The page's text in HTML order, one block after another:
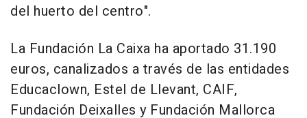
del huerto del centro".
La Fundación La Caixa ha aportado 31.190
euros, canalizados a través de las entidades
Educaclown, Estel de Llevant, CAIF,
Fundación Deixalles y Fundación Mallorca